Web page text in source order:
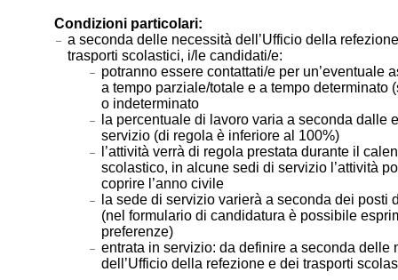
Condizioni particolari:
a seconda delle necessità dell’Ufficio della
trasporti scolastici, i/le candidati/e:
potranno essere contattati/e per un’eventuale
a tempo parziale/totale e a tempo determinato
o indeterminato
la percentuale di lavoro varia a seconda dalle
servizio (di regola è inferiore al 100%)
l’attività verrà di regola prestata durante il
scolastico, in alcune sedi di servizio l’attività
coprire l’anno civile
la sede di servizio varierà a seconda dei posti
(nel formulario di candidatura è possibile
preferenze)
entrata in servizio: da definire a seconda delle
dell’Ufficio della refezione e dei trasporti